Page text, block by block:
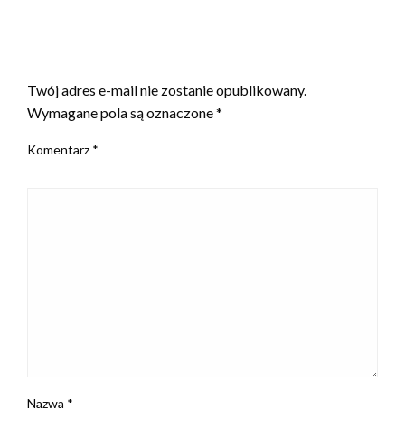
Twój adres e-mail nie zostanie opublikowany.
Wymagane pola są oznaczone*
Komentarz *
Nazwa *